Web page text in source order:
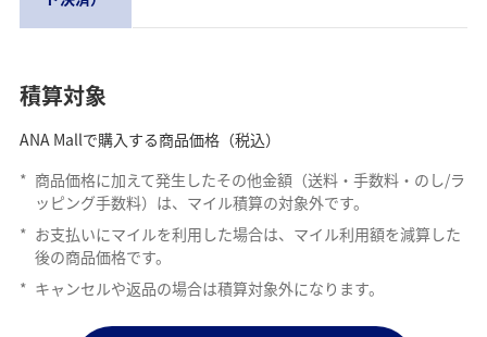
積算対象
ANA Mallで購入する商品価格（税込）
* 商品価格に加えて発生したその他金額（送料・手数料・のし/ラ
ッピング手数料）は、マイル積算の対象外です。
* お支払いにマイルを利用した場合は、マイル利用額を減算した
後の商品価格です。
* キャンセルや返品の場合は積算対象外になります。